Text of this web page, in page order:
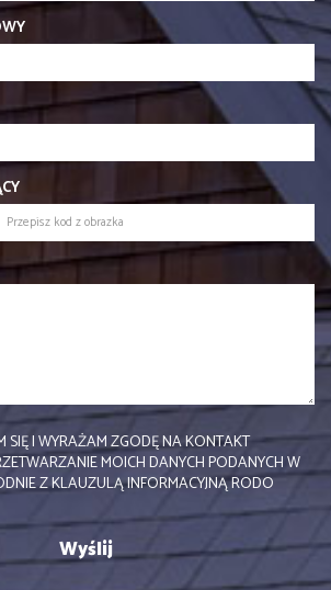
I WYRAŻAM ZGODĘ NA KONTAKT
MOICH DANYCH PODANYCH W
Z KLAUZULĄ INFORMACYJNĄ RODO